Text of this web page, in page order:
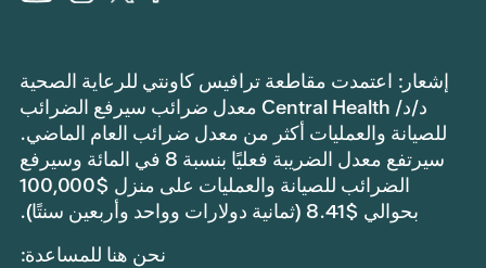
إشعار: اعتمدت مقاطعة ترافيس كاونتي للرعاية الصحية
د/د/ Central Health معدل ضرائب سيرفع الضرائب
للصيانة والعمليات أكثر من معدل ضرائب العام الماضي.
سيرتفع معدل الضريبة فعليًا بنسبة 8 في المائة وسيرفع
الضرائب للصيانة والعمليات على منزل $100,000
بحوالي $8.41 (ثمانية دولارات وواحد وأربعين سنتًا).
نحن هنا للمساعدة: